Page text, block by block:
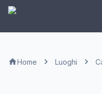
Home Luoghi